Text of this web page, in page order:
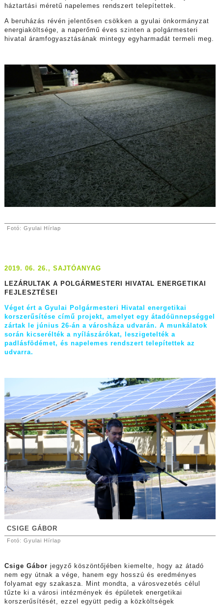
háztartási méretű napelemes rendszert telepítettek.
A beruházás révén jelentősen csökken a gyulai önkormányzat
energiaköltsége, a naperőmű éves szinten a polgármesteri
hivatal áramfogyasztásának mintegy egyharmadát termeli meg.
Fotó: Gyulai Hírlap
2019. 06. 26., SAJTÓANYAG
LEZÁRULTAK A POLGÁRMESTERI HIVATAL ENERGETIKAI
FEJLESZTÉSEI
Véget ért a Gyulai Polgármesteri Hivatal energetikai
korszerűsítése című projekt, amelyet egy átadóünnepséggel
zártak le június 26-án a városháza udvarán. A munkálatok
során kicserélték a nyílászárókat, leszigetelték a
padlásfödémet, és napelemes rendszert telepítettek az
udvarra.
CSIGE GÁBOR
Fotó: Gyulai Hírlap
Csige Gábor jegyző köszöntőjében kiemelte, hogy az átadó
nem egy útnak a vége, hanem egy hosszú és eredményes
folyamat egy szakasza. Mint mondta, a városvezetés célul
tűzte ki a városi intézmények és épületek energetikai
korszerűsítését, ezzel együtt pedig a közköltségek